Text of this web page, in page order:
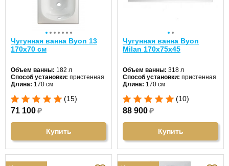
Чугунная ванна Byon 13
170х70 см
Объем ванны: 182 л
Способ установки: пристенная
Длина: 170 см
Цвет:белый
Форма:прямоугольная
Материал:
(15)
71 100₽
Купить
Чугунная ванна Byon
Milan 170x75x45
Объем ванны: 318 л
Способ установки: пристенная
Длина: 170 см
Цвет:белый
Форма:прямоугольная
Материал:
(10)
88 900₽
Купить